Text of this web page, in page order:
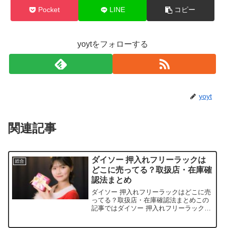
Pocket LINE コピー
yoytをフォローする
yoyt
関連記事
総合
ダイソー 押入れフリーラックは
どこに売ってる？取扱店・在庫確
認法まとめ
ダイソー 押入れフリーラックはどこに売
ってる？取扱店・在庫確認法まとめこの
記事ではダイソー 押入れフリーラックを